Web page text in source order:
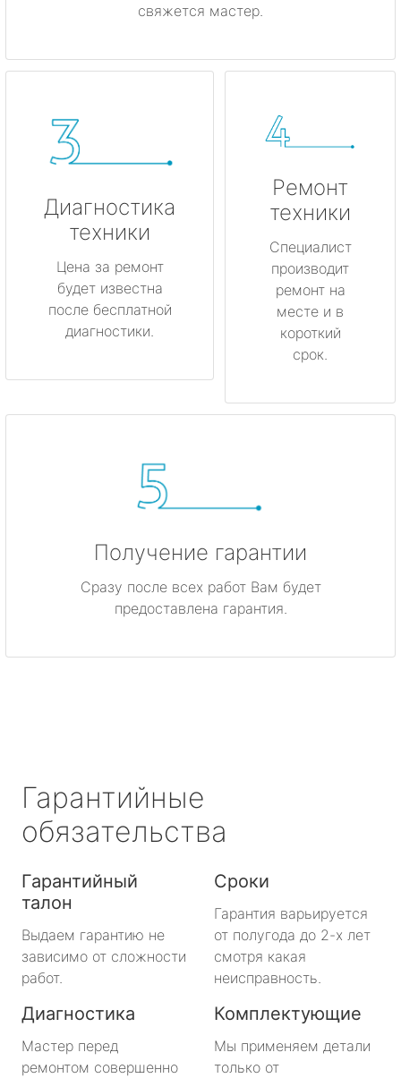
свяжется мастер.
Диагностика
техники
Цена за ремонт
будет известна
после бесплатной
диагностики.
Ремонт
техники
Специалист
производит
ремонт на
месте и в
короткий
срок.
Получение гарантии
Сразу после всех работ Вам будет
предоставлена гарантия.
Гарантийные
обязательства
Гарантийный
талон
Выдаем гарантию не
зависимо от сложности
работ.
Сроки
Гарантия варьируется
от полугода до 2-х лет
смотря какая
неисправность.
Диагностика
Мастер перед
ремонтом совершенно
Комплектующие
Мы применяем детали
только от